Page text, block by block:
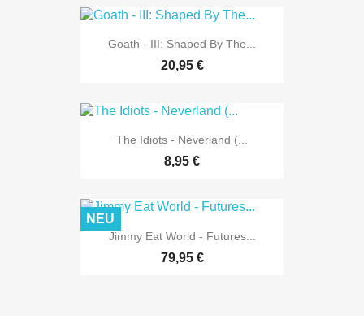
Goath - III: Shaped By The...
20,95 €
The Idiots - Neverland (...
8,95 €
Jimmy Eat World - Futures...
79,95 €
NEU